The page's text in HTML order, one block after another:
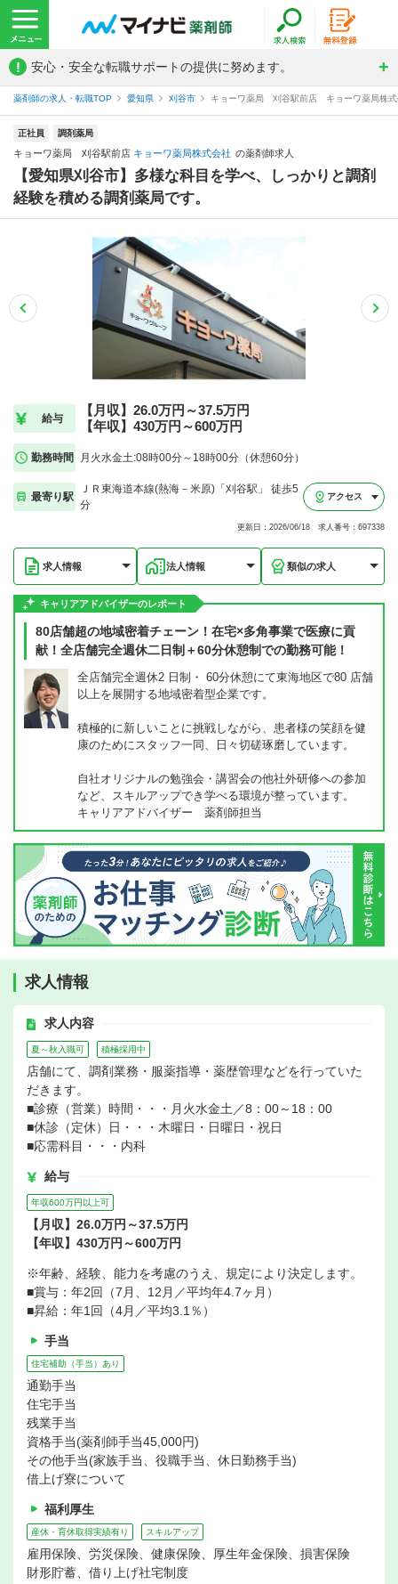
! 安心・安全な転職サポートの提供に努めます。
薬剤師の求人・転職TOP 愛知県 刈谷市 キョーワ薬局 刈谷駅前店 キョーワ薬局株式
正社員 調剤薬局
キョーワ薬局 刈谷駅前店 キョーワ薬局株式会社 の薬剤師求人
【愛知県刈谷市】多様な科目を学べ、しっかりと調剤
経験を積める調剤薬局です。
給与
【月収】26.0万円～37.5万円
【年収】430万円～600万円
勤務時間 月火水金土:08時00分～18時00分（休憩60分）
最寄り駅
ＪＲ東海道本線(熱海－米原)「刈谷駅」 徒歩5
分
アクセス
更新日：2026/06/18 求人番号：697338
求人情報 法人情報 類似の求人
キャリアアドバイザーのレポート
80店舗超の地域密着チェーン！在宅×多角事業で医療に貢
献！全店舗完全週休二日制＋60分休憩制での勤務可能！
全店舗完全週休2 日制・ 60分休憩にて東海地区で80 店舗
以上を展開する地域密着型企業です。
積極的に新しいことに挑戦しながら、患者様の笑顔を健
康のためにスタッフ一同、日々切磋琢磨しています。
自社オリジナルの勉強会・講習会の他社外研修への参加
など、スキルアップでき学べる環境が整っています。
キャリアアドバイザー 薬剤師担当
求人情報
求人内容
夏～秋入職可 積極採用中
店舗にて、調剤業務・服薬指導・薬歴管理などを行っていた
だきます。
■診療（営業）時間・・・月火水金土／8：00～18：00
■休診（定休）日・・・木曜日・日曜日・祝日
■応需科目・・・内科
給与
年収600万円以上可
【月収】26.0万円～37.5万円
【年収】430万円～600万円
※年齢、経験、能力を考慮のうえ、規定により決定します。
■賞与：年2回（7月、12月／平均年4.7ヶ月）
■昇給：年1回（4月／平均3.1％）
手当
住宅補助（手当）あり
通勤手当
住宅手当
残業手当
資格手当(薬剤師手当45,000円)
その他手当(家族手当、役職手当、休日勤務手当)
借上げ寮について
福利厚生
産休・育休取得実績有り スキルアップ
雇用保険、労災保険、健康保険、厚生年金保険、損害保険
財形貯蓄、借り上げ社宅制度